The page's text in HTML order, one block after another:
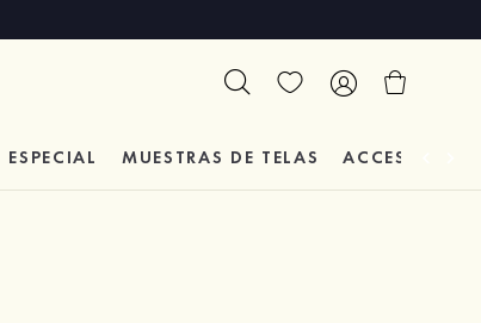
ESPECIAL MUESTRAS DE TELAS ACCESORIOS